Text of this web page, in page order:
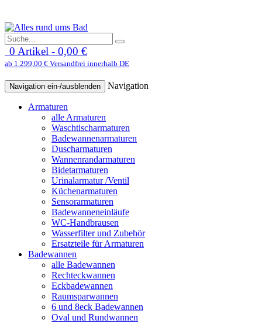
0 Artikel - 0,00 €
ab 1.299,00 € Versandfrei innerhalb DE
Navigation ein-/ausblenden Navigation
Armaturen
alle Armaturen
Waschtischarmaturen
Badewannenarmaturen
Duscharmaturen
Wannenrandarmaturen
Bidetarmaturen
Urinalarmatur /Ventil
Küchenarmaturen
Sensorarmaturen
Badewanneneinläufe
WC-Handbrausen
Wasserfilter und Zubehör
Ersatzteile für Armaturen
Badewannen
alle Badewannen
Rechteckwannen
Eckbadewannen
Raumsparwannen
6 und 8eck Badewannen
Oval und Rundwannen